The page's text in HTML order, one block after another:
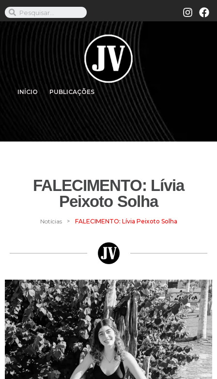
INÍCIO PUBLICAÇÕES
FALECIMENTO: Lívia
Peixoto Solha
Notícias > FALECIMENTO: Lívia Peixoto Solha